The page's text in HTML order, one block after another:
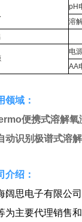
pH
溶
电
AA
领域：
便携式溶解氧
动识别极谱式溶
介绍：
阔思电子有限公
为主要代理销售